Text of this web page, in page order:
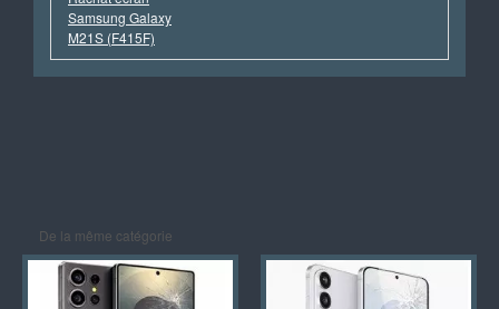
Samsung Galaxy
M21S (F415F)
De la même catégorie